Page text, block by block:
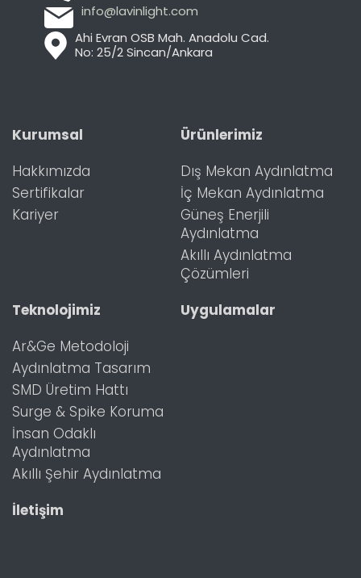
info@lavinlight.com
Ahi Evran OSB Mah. Anadolu Cad.
No: 25/2 Sincan/Ankara
Kurumsal
Hakkımızda
Sertifikalar
Kariyer
Ürünlerimiz
Dış Mekan Aydınlatma
İç Mekan Aydınlatma
Güneş Enerjili
Aydınlatma
Akıllı Aydınlatma
Çözümleri
Teknolojimiz
Ar&Ge Metodoloji
Aydınlatma Tasarım
SMD Üretim Hattı
Surge & Spike Koruma
İnsan Odaklı
Aydınlatma
Akıllı Şehir Aydınlatma
Uygulamalar
İletişim